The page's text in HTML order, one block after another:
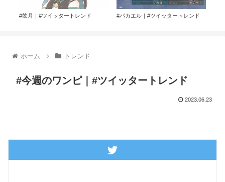
#飲月｜#ツイッタートレンド #パカエル｜#ツイッタートレンド
ホーム トレンド
#今週のワンピ｜#ツイッタートレンド
2023.06.23